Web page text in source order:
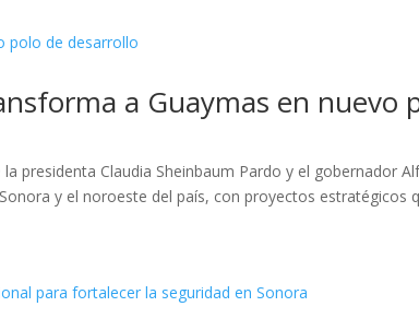
a Guaymas en nuevo
presidenta Claudia Sheinbaum Pardo y el gobernador
y el noroeste del país, con proyectos estratégicos